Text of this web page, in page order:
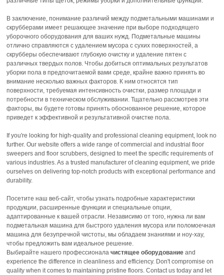
В заключение, понимание различий между подметальными машинами и
скрубберами имеет решающее значение при выборе подходящего
уборочного оборудования для ваших нужд. Подметальные машины
отлично справляются с удалением мусора с сухих поверхностей, а
скрубберы обеспечивают глубокую очистку и удаление пятен с
различных твердых полов. Чтобы добиться оптимальных результатов
уборки пола в предпочитаемой вами среде, крайне важно принять во
внимание несколько важных факторов. К ним относятся тип
поверхности, требуемая интенсивность очистки, размер площади и
потребности в техническом обслуживании. Тщательно рассмотрев эти
факторы, вы будете готовы принять обоснованное решение, которое
приведет к эффективной и результативной очистке пола.
If you're looking for high-quality and professional cleaning equipment, look no
further. Our website offers a wide range of commercial and industrial floor
sweepers and floor scrubbers, designed to meet the specific requirements of
various industries. As a trusted manufacturer of cleaning equipment, we pride
ourselves on delivering top-notch products with exceptional performance and
durability.
Посетите наш веб-сайт, чтобы узнать подробные характеристики
продукции, расширенные функции и специальные опции,
адаптированные к вашей отрасли. Независимо от того, нужна ли вам
подметальная машина для быстрого удаления мусора или поломоечная
машина для безупречной чистоты, мы обладаем знаниями и ноу-хау,
чтобы предложить вам идеальное решение.
Выбирайте нашего профессионалачистящее оборудование and
experience the difference in cleanliness and efficiency. Don't compromise on
quality when it comes to maintaining pristine floors. Contact us today and let